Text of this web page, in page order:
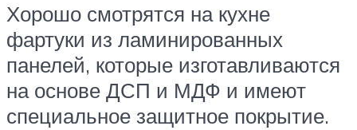
Хорошо смотрятся на кухне
фартуки из ламинированных
панелей, которые изготавливаются
на основе ДСП и МДФ и имеют
специальное защитное покрытие.